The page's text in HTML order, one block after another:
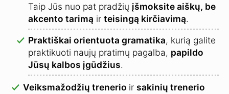
Taip Jūs nuo pat pradžių įšmoksite aiškų, be
akcento tarimą ir teisingą kirčiavimą.
Praktiškai orientuota gramatika, kurią galite
praktikuoti naujų pratimų pagalba, papildo
Jūsų kalbos įgūdžius.
Veiksmažodžių trenerio ir sakinių trenerio